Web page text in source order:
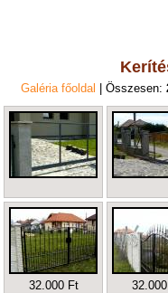
Galéria főoldal | Összesen:
32.000 Ft